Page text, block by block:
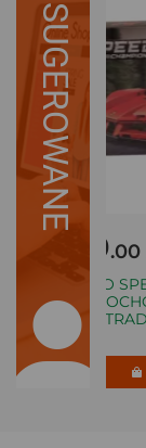
SUGEROWANE
.00
LEGO
XX